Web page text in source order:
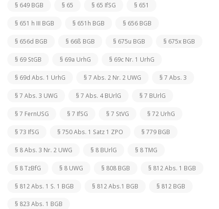
§ 649 BGB § 65 § 65 IfSG § 651
§ 651 h III BGB § 651h BGB § 656 BGB
§ 656d BGB § 66ß BGB § 675u BGB § 675x BGB
§ 69 StGB § 69a UrhG § 69c Nr. 1 UrhG
§ 69d Abs. 1 UrhG § 7 Abs. 2 Nr. 2 UWG § 7 Abs. 3
§ 7 Abs. 3 UWG § 7 Abs. 4 BUrlG § 7 BUrlG
§ 7 FernUSG § 7 IfSG § 7 StVG § 72 UrhG
§ 73 IfSG § 750 Abs. 1 Satz 1 ZPO § 779 BGB
§ 8 Abs. 3 Nr. 2 UWG § 8 BUrlG § 8 TMG
§ 8 TzBfG § 8 UWG § 808 BGB § 812 Abs. 1 BGB
§ 812 Abs. 1 S. 1 BGB § 812 Abs.1 BGB § 812 BGB
§ 823 Abs. 1 BGB